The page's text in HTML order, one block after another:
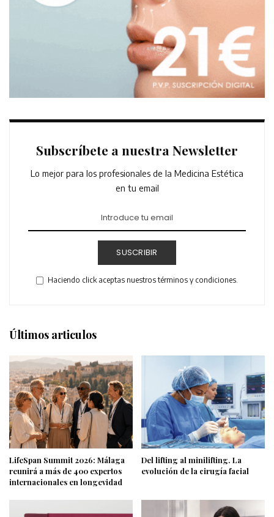
Subscríbete a nuestra Newsletter
Lo mejor para los profesionales de la Medicina Estética
en tu email
SUSCRIBIR
Haciendo click aceptas nuestros términos y condiciones.
Últimos articulos
LifeSpan Summit 2026: Málaga
reunirá a más de 400 expertos
internacionales en longevidad
Del lifting al minilifting. La
evolución de la cirugía facial